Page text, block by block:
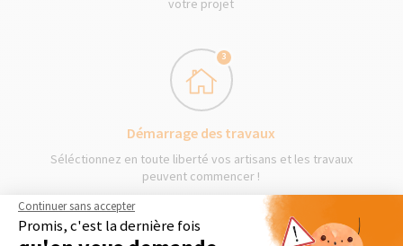
votre projet
3
Démarrage des travaux
Séléctionnez en toute liberté vos artisans et les travaux
peuvent commencer !
DEMANDER UN DEVIS GRATUIT
Continuer sans accepter
Promis, c'est la dernière fois